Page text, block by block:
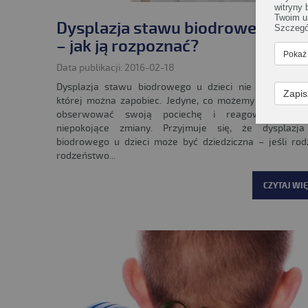
Dysplazja stawu biodrowego u
– jak ją rozpoznać?
Data publikacji: 2016-02-18
Dysplazja stawu biodrowego u dzieci nie jest
której można zapobiec. Jedyne, co możemy zrobić, to
obserwować swoją pociechę i reagować na
niepokojące zmiany. Przyjmuje się, że
biodrowego u dzieci może być dziedziczna – jeśli
rodzeństwo...
CZYTAJ
witryny
Twoim
Pokaż